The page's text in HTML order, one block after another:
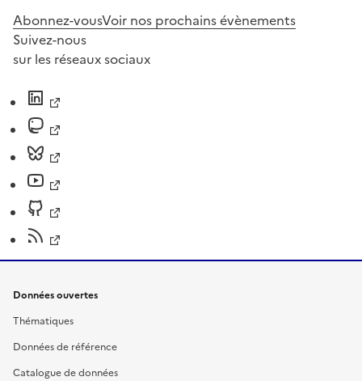
Abonnez-vousVoir nos prochains évènements
Suivez-nous
sur les réseaux sociaux
Données ouvertes
Thématiques
Données de référence
Catalogue de données